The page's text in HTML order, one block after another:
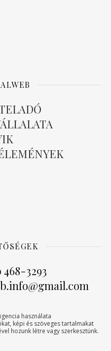
3293
használata
képi és szöveges tartalmakat
hozunk létre vagy szerkesztünk.